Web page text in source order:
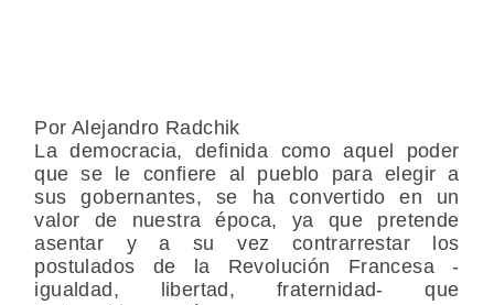
Por Alejandro Radchik
La democracia, definida como aquel poder
que se le confiere al pueblo para elegir a
sus gobernantes, se ha convertido en un
valor de nuestra época, ya que pretende
asentar y a su vez contrarrestar los
postulados de la Revolución Francesa -
igualdad, libertad, fraternidad- que